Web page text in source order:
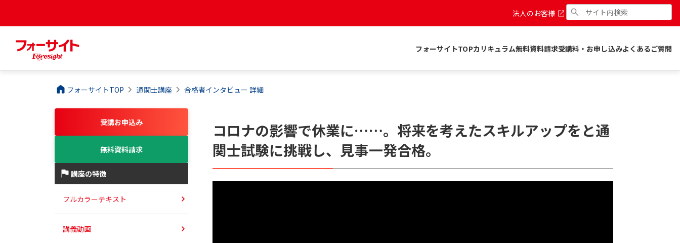
法人のお客様
フォーサイトTOPカリキュラム無料資料請求受講料・お申し込みよくあるご質問
フォーサイトTOP 通関士講座 合格者インタビュー 詳細
コロナの影響で休業に……。将来を考えたスキルアップをと通
関士試験に挑戦し、見事一発合格。
受講お申込み
無料資料請求
講座の特徴
フルカラーテキスト
講義動画